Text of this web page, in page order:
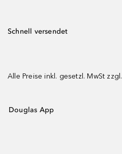
Schnell versendet
Alle Preise inkl. gesetzl. MwSt zzgl.
Douglas App